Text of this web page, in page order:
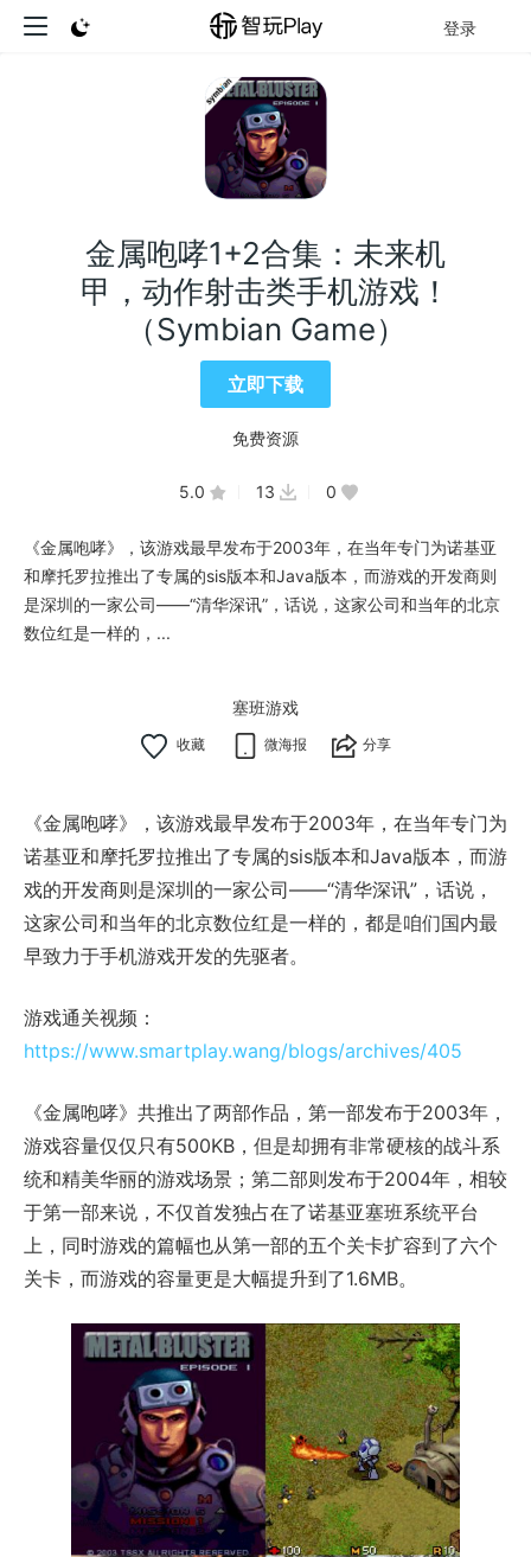
登录
金属咆哮1+2合集：未来机
甲，动作射击类手机游戏！
（Symbian Game）
立即下载
免费资源
5.0 13 0
《金属咆哮》，该游戏最早发布于2003年，在当年专门为诺基亚
和摩托罗拉推出了专属的sis版本和Java版本，而游戏的开发商则
是深圳的一家公司——“清华深讯”，话说，这家公司和当年的北京
数位红是一样的，...
塞班游戏
微海报 分享
《金属咆哮》，该游戏最早发布于2003年，在当年专门为
诺基亚和摩托罗拉推出了专属的sis版本和Java版本，而游
戏的开发商则是深圳的一家公司——“清华深讯”，话说，
这家公司和当年的北京数位红是一样的，都是咱们国内最
早致力于手机游戏开发的先驱者。
游戏通关视频：
https://www.smartplay.wang/blogs/archives/405
《金属咆哮》共推出了两部作品，第一部发布于2003年，
游戏容量仅仅只有500KB，但是却拥有非常硬核的战斗系
统和精美华丽的游戏场景；第二部则发布于2004年，相较
于第一部来说，不仅首发独占在了诺基亚塞班系统平台
上，同时游戏的篇幅也从第一部的五个关卡扩容到了六个
关卡，而游戏的容量更是大幅提升到了1.6MB。